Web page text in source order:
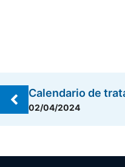
Calendario de
02/04/2024